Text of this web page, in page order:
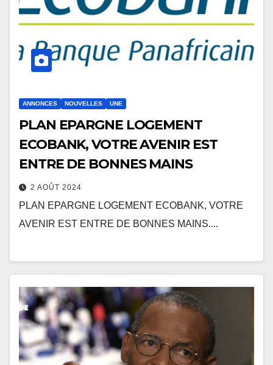
ANNONCES NOUVELLES UNE
PLAN EPARGNE LOGEMENT
ECOBANK, VOTRE AVENIR EST
ENTRE DE BONNES MAINS
2 AOÛT 2024
PLAN EPARGNE LOGEMENT ECOBANK, VOTRE
AVENIR EST ENTRE DE BONNES MAINS....